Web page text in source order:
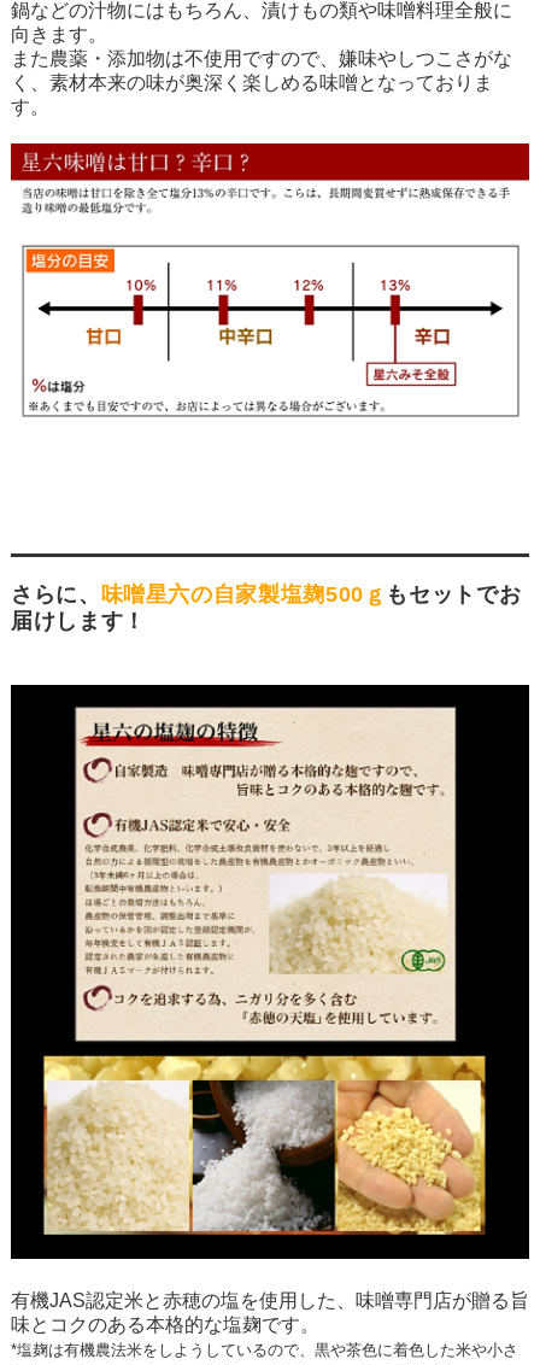
鍋などの汁物にはもちろん、漬けもの類や味噌料理全般に
向きます。
また農薬・添加物は不使用ですので、嫌味やしつこさがな
く、素材本来の味が奥深く楽しめる味噌となっておりま
す。
さらに、 味噌星六の自家製塩麹500ｇ もセットでお
届けします！
有機JAS認定米と赤穂の塩を使用した、味噌専門店が贈る旨
味とコクのある本格的な塩麹です。
*塩麹は有機農法米をしようしているので、黒や茶色に着色した米や小さ